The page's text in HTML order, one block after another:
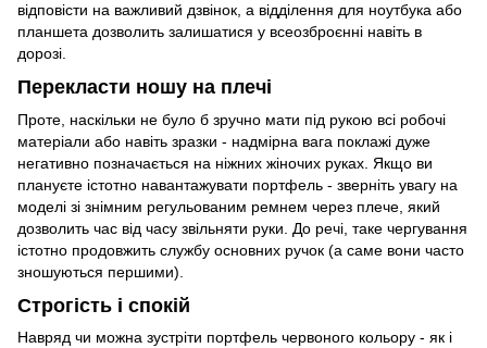
відповісти на важливий дзвінок, а відділення для ноутбука або
планшета дозволить залишатися у всеозброєнні навіть в
дорозі.
Перекласти ношу на плечі
Проте, наскільки не було б зручно мати під рукою всі робочі
матеріали або навіть зразки - надмірна вага поклажі дуже
негативно позначається на ніжних жіночих руках. Якщо ви
плануєте істотно навантажувати портфель - зверніть увагу на
моделі зі знімним регульованим ремнем через плече, який
дозволить час від часу звільняти руки. До речі, таке чергування
істотно продовжить службу основних ручок (а саме вони часто
зношуються першими).
Строгість і спокій
Навряд чи можна зустріти портфель червоного кольору - як і